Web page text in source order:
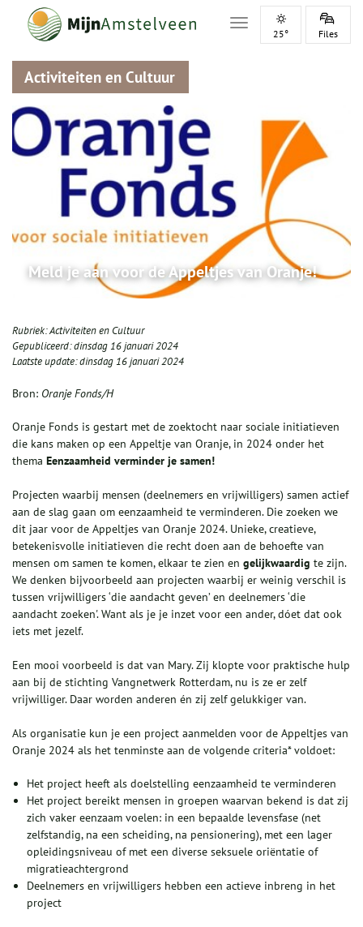
Toggle navigation
25° Files
Activiteiten en Cultuur
Meld je aan voor de Appeltjes van Oranje!
Rubriek:Activiteiten en Cultuur
Gepubliceerd:dinsdag 16 januari 2024
Laatste update:dinsdag 16 januari 2024
Bron: Oranje Fonds/H
Oranje Fonds is gestart met de zoektocht naar sociale initiatieven
die kans maken op een Appeltje van Oranje, in 2024 onder het
thema Eenzaamheid verminder je samen!
Projecten waarbij mensen (deelnemers en vrijwilligers) samen actief
aan de slag gaan om eenzaamheid te verminderen. Die zoeken we
dit jaar voor de Appeltjes van Oranje 2024. Unieke, creatieve,
betekenisvolle initiatieven die recht doen aan de behoefte van
mensen om samen te komen, elkaar te zien en gelijkwaardig te zijn.
We denken bijvoorbeeld aan projecten waarbij er weinig verschil is
tussen vrijwilligers ‘die aandacht geven’ en deelnemers ‘die
aandacht zoeken'. Want als je je inzet voor een ander, dóet dat ook
iets met jezelf.
Een mooi voorbeeld is dat van Mary. Zij klopte voor praktische hulp
aan bij de stichting Vangnetwerk Rotterdam, nu is ze er zelf
vrijwilliger. Daar worden anderen én zij zelf gelukkiger van.
Als organisatie kun je een project aanmelden voor de Appeltjes van
Oranje 2024 als het tenminste aan de volgende criteria* voldoet:
Het project heeft als doelstelling eenzaamheid te verminderen
Het project bereikt mensen in groepen waarvan bekend is dat zij
zich vaker eenzaam voelen: in een bepaalde levensfase (net
zelfstandig, na een scheiding, na pensionering), met een lager
opleidingsniveau of met een diverse seksuele oriëntatie of
migratieachtergrond
Deelnemers en vrijwilligers hebben een actieve inbreng in het
project